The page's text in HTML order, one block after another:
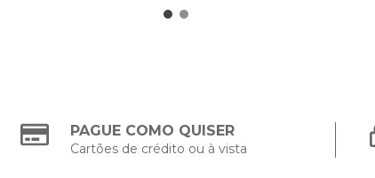
PAGUE COMO QUISER
Cartões de crédito ou à vista